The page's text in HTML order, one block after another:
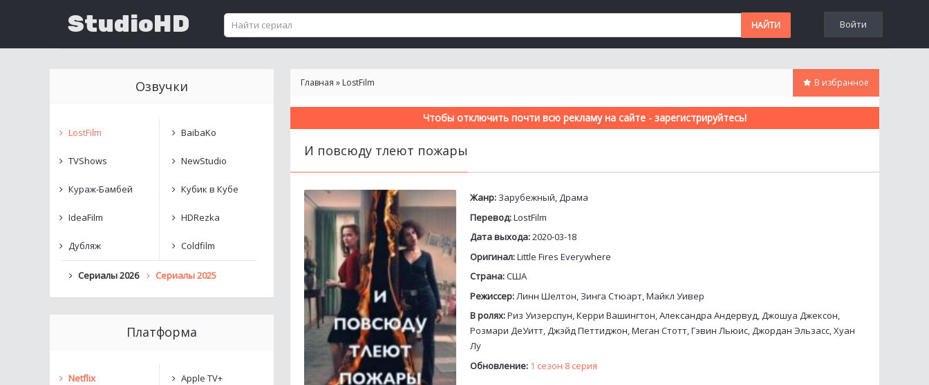
StudioHD Войти
Главная » LostFilm В избранное
Чтобы отключить почти всю рекламу на сайте - зарегистрируйтесь!
И повсюду тлеют пожары
Жанр: Зарубежный, Драма
Перевод:LostFilm
Дата выхода:2020-03-18
Оригинал:Little Fires Everywhere
Страна:США
Режиссер: Линн Шелтон, Зинга Стюарт, Майкл Уивер
В ролях:Риз Уизерспун, Керри Вашингтон, Александра Андервуд, Джошуа Джексон,
Розмари ДеУитт, Джэйд Петтиджон, Меган Стотт, Гэвин Льюис, Джордан Эльзасс, Хуан
Лу
Обновление: 1 сезон 8 серия
Озвучки
LostFilm BaibaKo
TVShows NewStudio
Кураж-Бамбей Кубик в Кубе
IdeaFilm HDRezka
Дубляж Coldfilm
Сериалы 2026 Сериалы 2025
Платформа
Netflix Apple TV+